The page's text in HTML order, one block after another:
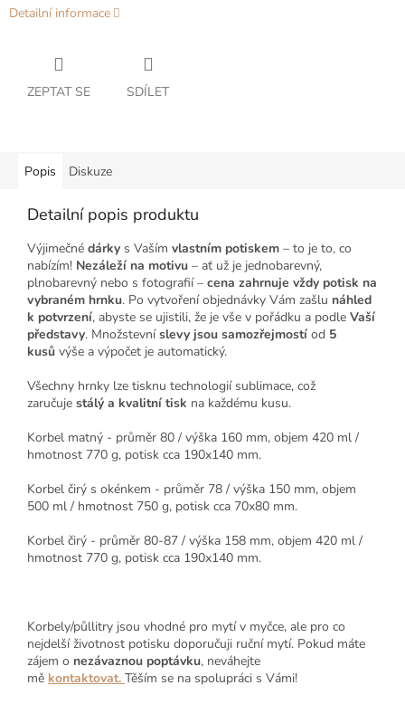
Detailní informace
ZEPTAT SE SDÍLET
Popis Diskuze
Detailní popis produktu
Výjimečné dárky s Vaším vlastním potiskem – to je to, co
nabízím! Nezáleží na motivu – ať už je jednobarevný,
plnobarevný nebo s fotografií – cena zahrnuje vždy potisk na
vybraném hrnku. Po vytvoření objednávky Vám zašlu náhled
k potvrzení, abyste se ujistili, že je vše v pořádku a podle Vaší
představy. Množstevní slevy jsou samozřejmostí od 5
kusů výše a výpočet je automatický.
Všechny hrnky lze tisknu technologií sublimace, což
zaručuje stálý a kvalitní tisk na každému kusu.
Korbel matný - průměr 80 / výška 160 mm, objem 420 ml /
hmotnost 770 g, potisk cca 190x140 mm.
Korbel čirý s okénkem - průměr 78 / výška 150 mm, objem
500 ml / hmotnost 750 g, potisk cca 70x80 mm.
Korbel čirý - průměr 80-87 / výška 158 mm, objem 420 ml /
hmotnost 770 g, potisk cca 190x140 mm.
Korbely/půllitry jsou vhodné pro mytí v myčce, ale pro co
nejdelší životnost potisku doporučuji ruční mytí. Pokud máte
zájem o nezávaznou poptávku, neváhejte
mě kontaktovat. Těším se na spolupráci s Vámi!